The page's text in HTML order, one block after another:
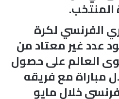
الفرنسي لكرة
عدد غير معتاد من
العالم على حصول
مباراة مع فريقه
خلال مايو